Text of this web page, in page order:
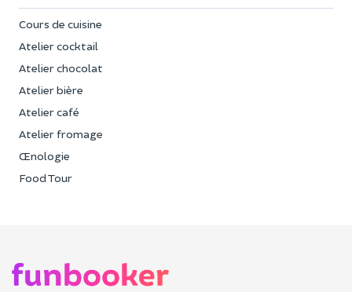
Cours de cuisine
Atelier cocktail
Atelier chocolat
Atelier bière
Atelier café
Atelier fromage
Œnologie
Food Tour